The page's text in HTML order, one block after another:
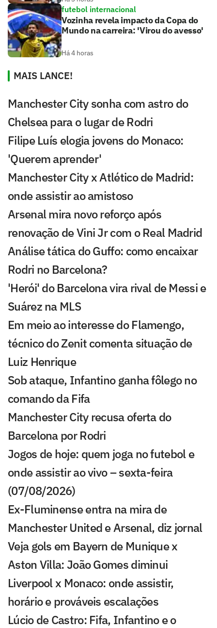
futebol internacional
Vozinha revela impacto da Copa do
Mundo na carreira: 'Virou do avesso'
Há 4 horas
MAIS LANCE!
Manchester City sonha com astro do
Chelsea para o lugar de Rodri
Filipe Luís elogia jovens do Monaco:
'Querem aprender'
Manchester City x Atlético de Madrid:
onde assistir ao amistoso
Arsenal mira novo reforço após
renovação de Vini Jr com o Real Madrid
Análise tática do Guffo: como encaixar
Rodri no Barcelona?
'Herói' do Barcelona vira rival de Messi e
Suárez na MLS
Em meio ao interesse do Flamengo,
técnico do Zenit comenta situação de
Luiz Henrique
Sob ataque, Infantino ganha fôlego no
comando da Fifa
Manchester City recusa oferta do
Barcelona por Rodri
Jogos de hoje: quem joga no futebol e
onde assistir ao vivo – sexta-feira
(07/08/2026)
Ex-Fluminense entra na mira de
Manchester United e Arsenal, diz jornal
Veja gols em Bayern de Munique x
Aston Villa: João Gomes diminui
Liverpool x Monaco: onde assistir,
horário e prováveis escalações
Lúcio de Castro: Fifa, Infantino e o